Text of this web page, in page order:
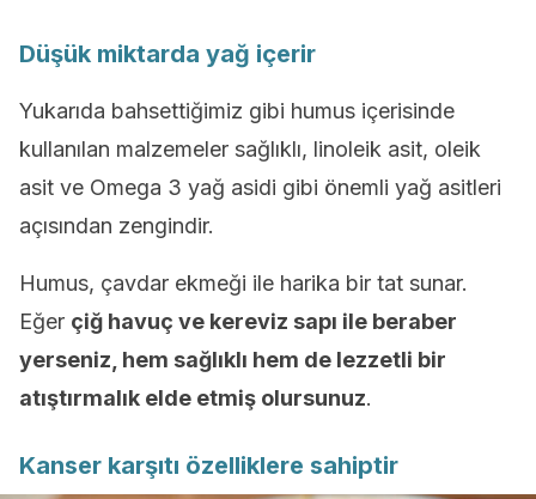
Düşük miktarda yağ içerir
Yukarıda bahsettiğimiz gibi humus içerisinde
kullanılan malzemeler sağlıklı, linoleik asit, oleik
asit ve Omega 3 yağ asidi gibi önemli yağ asitleri
açısından zengindir.
Humus, çavdar ekmeği ile harika bir tat sunar.
Eğer çiğ havuç ve kereviz sapı ile beraber
yerseniz, hem sağlıklı hem de lezzetli bir
atıştırmalık elde etmiş olursunuz.
Kanser karşıtı özelliklere sahiptir